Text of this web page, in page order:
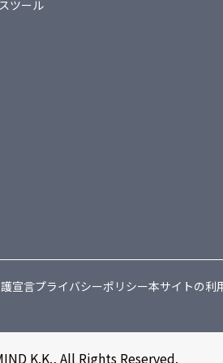
ツール
宣言プライバシーポリシー本サイトの利
K.K., All Rights Reserved.